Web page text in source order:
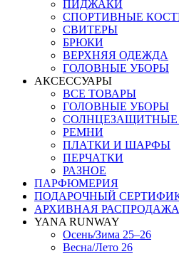
ПИДЖАКИ
СПОРТИВНЫЕ
СВИТЕРЫ
БРЮКИ
ВЕРХНЯЯ ОДЕЖДА
ГОЛОВНЫЕ УБОРЫ
АКСЕССУАРЫ
ВСЕ ТОВАРЫ
ГОЛОВНЫЕ УБОРЫ
СОЛНЦЕЗАЩИТНЫЕ
РЕМНИ
ПЛАТКИ И ШАРФЫ
ПЕРЧАТКИ
РАЗНОЕ
ПАРФЮМЕРИЯ
ПОДАРОЧНЫЙ
АРХИВНАЯ РАСПРОДАЖА
YANA RUNWAY
Осень/Зима 25–26
Весна/Лето 26